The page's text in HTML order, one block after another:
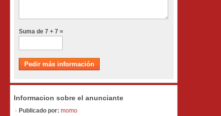
Suma de 7 + 7 =
Informacion sobre el anunciante
Publicado por: momo